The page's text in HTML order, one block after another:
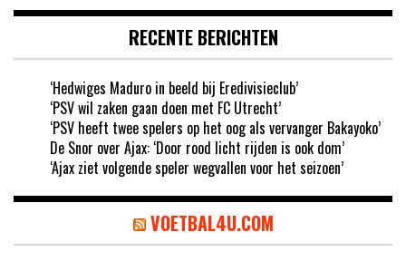
RECENTE BERICHTEN
‘Hedwiges Maduro in beeld bij Eredivisieclub’
‘PSV wil zaken gaan doen met FC Utrecht’
‘PSV heeft twee spelers op het oog als vervanger Bakayoko’
De Snor over Ajax: ‘Door rood licht rijden is ook dom’
‘Ajax ziet volgende speler wegvallen voor het seizoen’
VOETBAL4U.COM